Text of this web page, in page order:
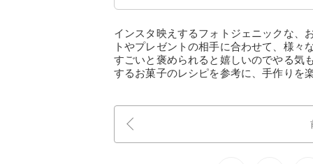
インスタ映えするフォトジェニックな、
トやプレゼントの相手に合わせて、様々
すごいと褒められると嬉しいのでやる気
するお菓子のレシピを参考に、手作りを